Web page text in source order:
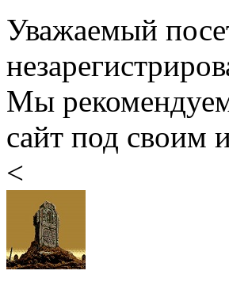
Уважаемый
Мы
сайт под своим
<